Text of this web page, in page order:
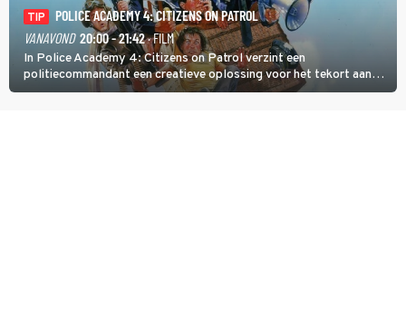
TIP
POLICE ACADEMY 4: CITIZENS ON PATROL
VANAVOND 20:00 - 21:42· FILM
In Police Academy 4: Citizens on Patrol verzint een
politiecommandant een creatieve oplossing voor het tekort aan
agenten.